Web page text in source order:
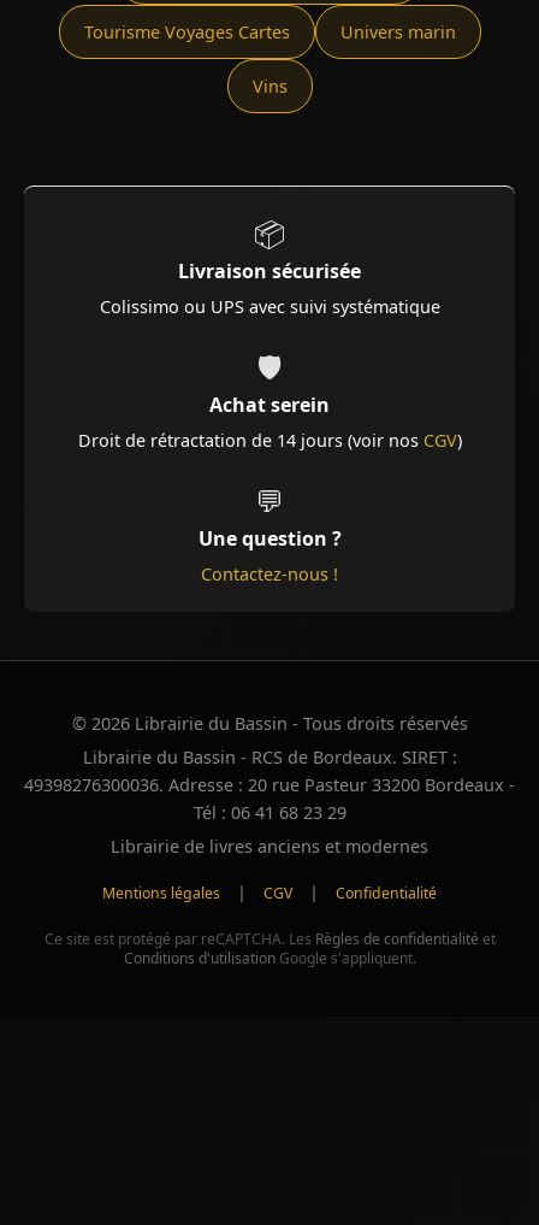
Tourisme Voyages Cartes Univers marin
Vins
📦
Livraison sécurisée
Colissimo ou UPS avec suivi systématique
🛡️
Achat serein
Droit de rétractation de 14 jours (voir nos CGV)
💬
Une question ?
Contactez-nous !
© 2026 Librairie du Bassin - Tous droits réservés
Librairie du Bassin - RCS de Bordeaux. SIRET :
49398276300036. Adresse : 20 rue Pasteur 33200 Bordeaux -
Tél : 06 41 68 23 29
Librairie de livres anciens et modernes
Mentions légales | CGV | Confidentialité
Ce site est protégé par reCAPTCHA. Les Règles de confidentialité et
Conditions d'utilisationGoogle s'appliquent.